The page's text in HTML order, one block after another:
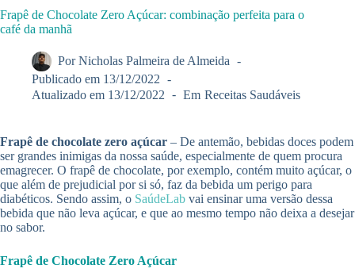
Frapê de Chocolate Zero Açúcar: combinação perfeita para o
café da manhã
Por Nicholas Palmeira de Almeida
Publicado em 13/12/2022
Atualizado em 13/12/2022 Em Receitas Saudáveis
Frapê de chocolate zero açúcar – De antemão, bebidas doces podem
ser grandes inimigas da nossa saúde, especialmente de quem procura
emagrecer. O frapê de chocolate, por exemplo, contém muito açúcar, o
que além de prejudicial por si só, faz da bebida um perigo para
diabéticos. Sendo assim, o SaúdeLab vai ensinar uma versão dessa
bebida que não leva açúcar, e que ao mesmo tempo não deixa a desejar
no sabor.
Frapê de Chocolate Zero Açúcar